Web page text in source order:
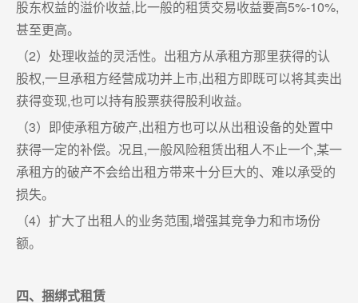
股东权益的溢价收益,比一般的租赁交易收益要高5%-10%,
甚至更高。
（2）处理收益的灵活性。出租方从承租方那里获得的认
股权,一旦承租方经营成功并上市,出租方即既可以将其卖出
获得变现,也可以持有股票获得股利收益。
（3）即使承租方破产,出租方也可以从出租设备的处置中
获得一定的补偿。况且,一般风险租赁出租人不止一个,某一
承租方的破产不会给出租方带来十分巨大的、难以承受的
损失。
（4）扩大了出租人的业务范围,增强其竞争力和市场份
额。
四、捆绑式租赁